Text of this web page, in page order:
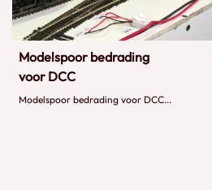
Modelspoor bedrading
voor DCC
Modelspoor bedrading voor DCC...